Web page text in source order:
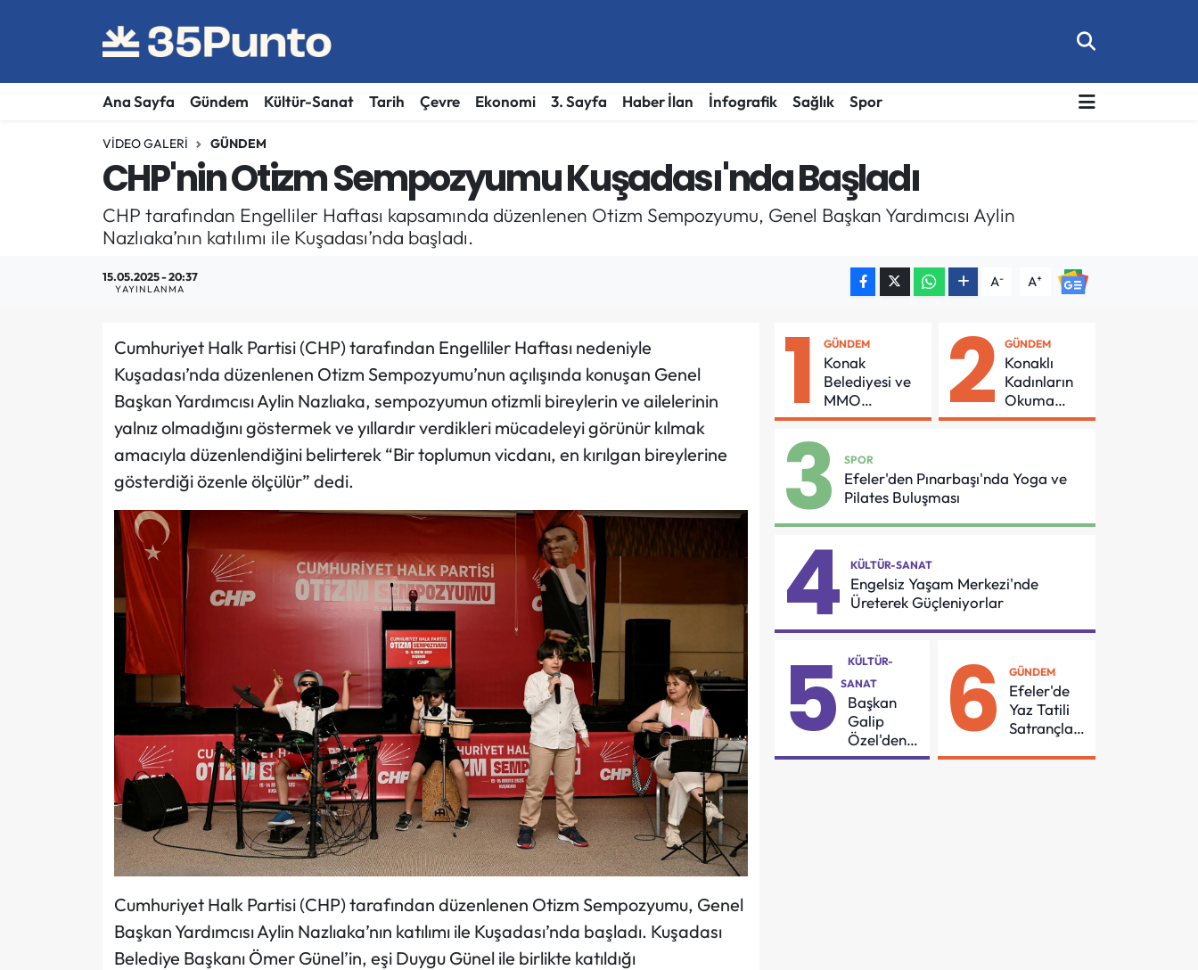
Ana Sayfa Gündem Kültür-Sanat Tarih Çevre Ekonomi 3. Sayfa Haber İlan İnfografik Sağlık Spor
VIDEO GALERI GÜNDEM
CHP'nin Otizm Sempozyumu Kuşadası'nda Başladı
CHP tarafından Engelliler Haftası kapsamında düzenlenen Otizm Sempozyumu, Genel Başkan Yardımcısı Aylin
Nazlıaka’nın katılımı ile Kuşadası’nda başladı.
15.05.2025 - 20:37
YAYINLANMA A- A+
Cumhuriyet Halk Partisi (CHP) tarafından Engelliler Haftası nedeniyle
Kuşadası’nda düzenlenen Otizm Sempozyumu’nun açılışında konuşan Genel
Başkan Yardımcısı Aylin Nazlıaka, sempozyumun otizmli bireylerin ve ailelerinin
yalnız olmadığını göstermek ve yıllardır verdikleri mücadeleyi görünür kılmak
amacıyla düzenlendiğini belirterek “Bir toplumun vicdanı, en kırılgan bireylerine
gösterdiği özenle ölçülür” dedi.
Cumhuriyet Halk Partisi (CHP) tarafından düzenlenen Otizm Sempozyumu, Genel
Başkan Yardımcısı Aylin Nazlıaka’nın katılımı ile Kuşadası’nda başladı. Kuşadası
Belediye Başkanı Ömer Günel’in, eşi Duygu Günel ile birlikte katıldığı
1 GÜNDEM
Konak
Belediyesi ve
MMO
Arasında
Güvenliği İçin
Önemli
Protokol
2 GÜNDEM
Konaklı
Kadınların
Okuma
Azmi Örnek
3 SPOR
Efeler'den Pınarbaşı'nda Yoga ve
Pilates Buluşması
4 KÜLTÜR-SANAT
Engelsiz Yaşam Merkezi'nde
Üreterek Güçleniyorlar
5
KÜLTÜR-
SANAT
Başkan
Galip
Özel'den
55
6 GÜNDEM
Efeler'de
Yaz Tatili
Satrançla